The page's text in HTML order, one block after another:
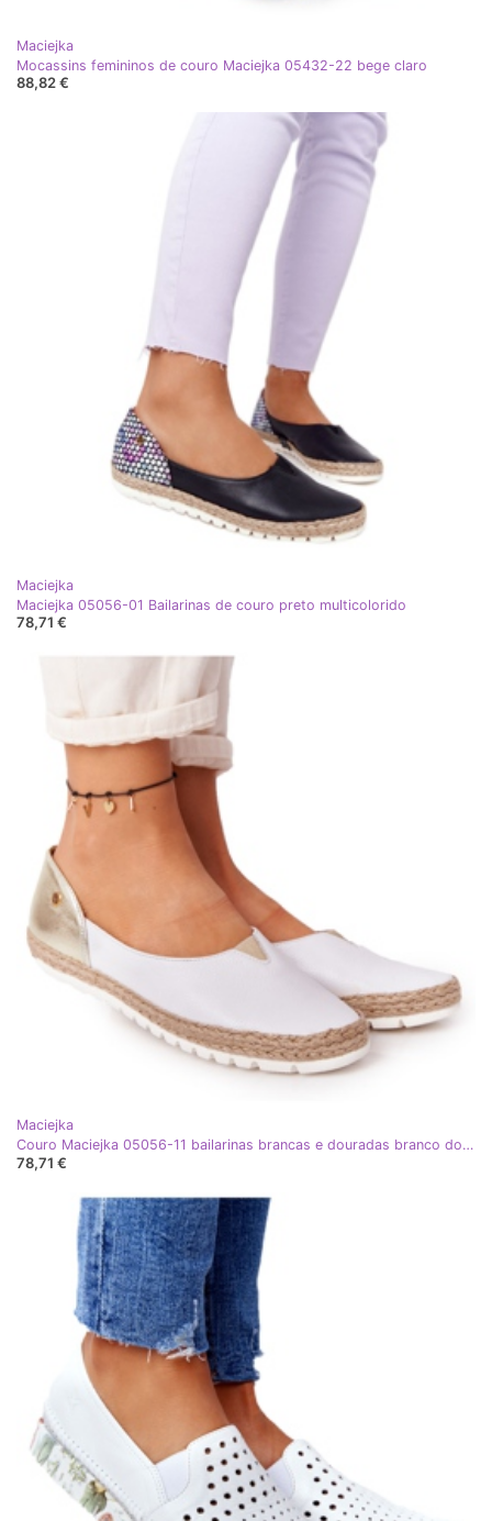
Maciejka
Mocassins femininos de couro Maciejka 05432-22 bege claro
88,82 €
Maciejka
Maciejka 05056-01 Bailarinas de couro preto multicolorido
78,71 €
Maciejka
Couro Maciejka 05056-11 bailarinas brancas e douradas branco dourado
78,71 €